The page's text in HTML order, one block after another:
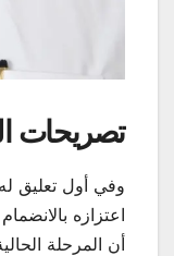
تصريحات
وفي أول تعليق
اعتزازه
أن المرحلة